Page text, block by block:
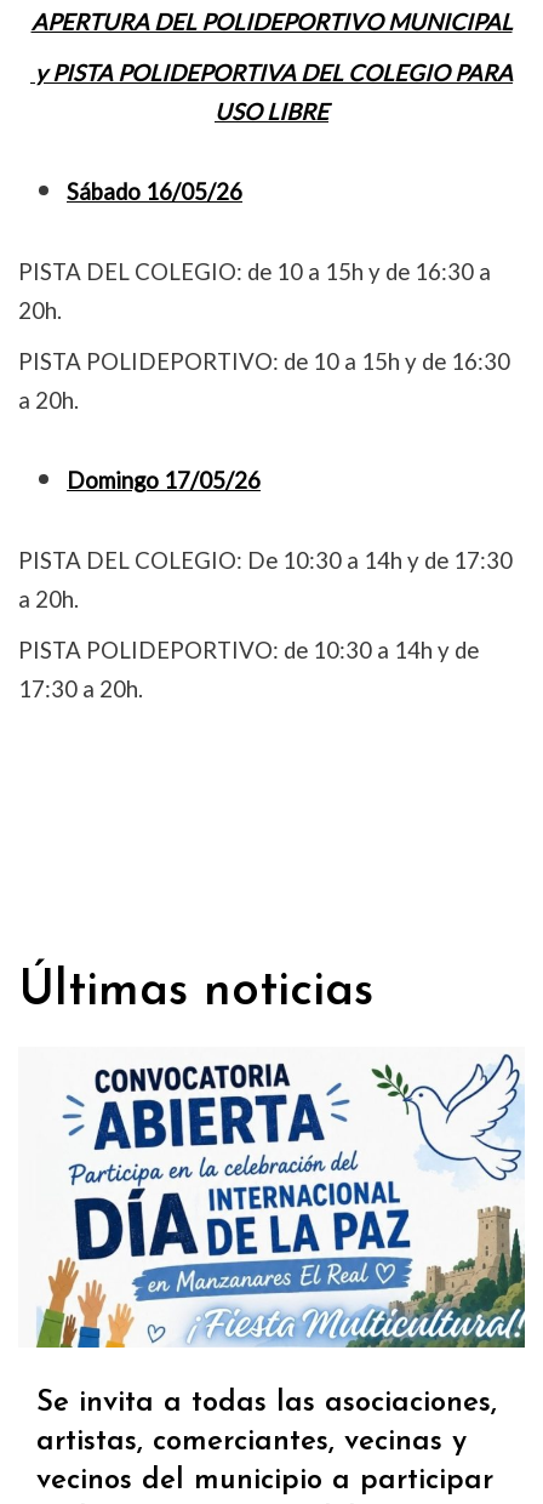
APERTURA DEL POLIDEPORTIVO MUNICIPAL
y PISTA POLIDEPORTIVA DEL COLEGIO PARA
USO LIBRE
Sábado 16/05/26
PISTA DEL COLEGIO: de 10 a 15h y de 16:30 a
20h.
PISTA POLIDEPORTIVO: de 10 a 15h y de 16:30
a 20h.
Domingo 17/05/26
PISTA DEL COLEGIO: De 10:30 a 14h y de 17:30
a 20h.
PISTA POLIDEPORTIVO: de 10:30 a 14h y de
17:30 a 20h.
Últimas noticias
Se invita a todas las asociaciones,
artistas, comerciantes, vecinas y
vecinos del municipio a participar